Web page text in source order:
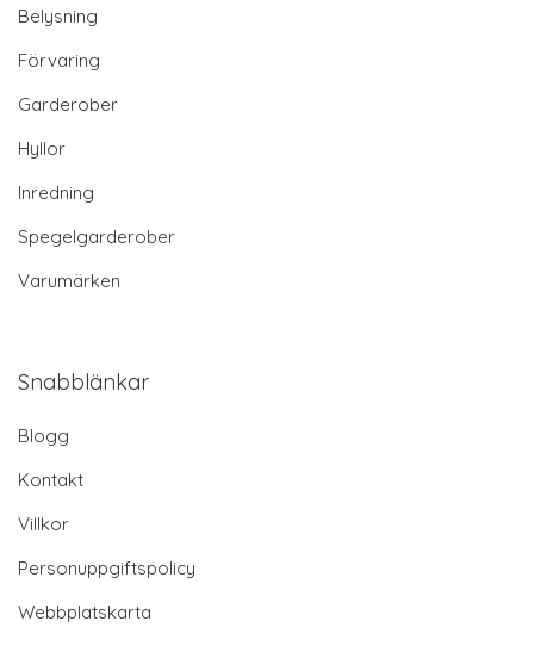
Belysning
Förvaring
Garderober
Hyllor
Inredning
Spegelgarderober
Varumärken
Snabblänkar
Blogg
Kontakt
Villkor
Personuppgiftspolicy
Webbplatskarta